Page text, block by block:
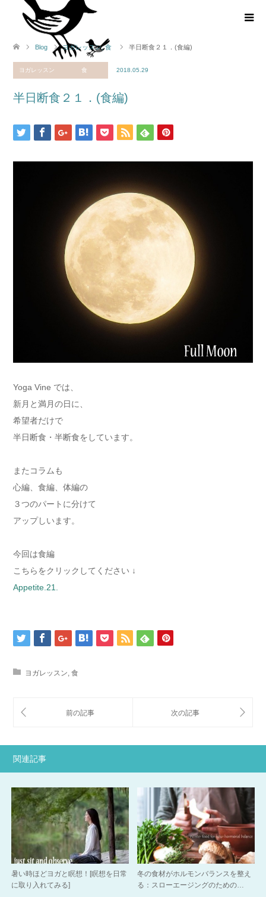
Blog ヨガレッスン, 食 半日断食２１．(食編)
ヨガレッスン 食 2018.05.29
半日断食２１．(食編)
Yoga Vine では、
新月と満月の日に、
希望者だけで
半日断食・半断食をしています。
またコラムも
心編、食編、体編の
３つのパートに分けて
アップしいます。
今回は食編
こちらをクリックしてください ↓
Appetite.21.
ヨガレッスン, 食
関連記事
暑い時ほどヨガと瞑想！[瞑想を日常
に取り入れてみる]
冬の食材がホルモンバランスを整え
る：スローエージングのための…